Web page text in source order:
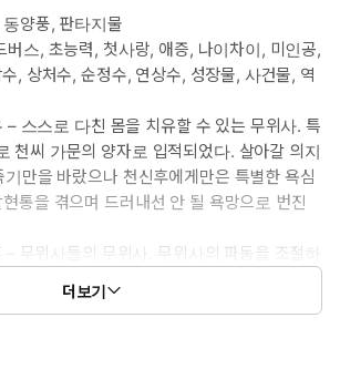
양풍, 판타지물
버스, 초능력, 첫사랑, 애증, 나이차이, 미인공,
, 상처수, 순정수, 연상수, 성장물, 사건물, 역
스스로 다친 몸을 치유할 수 있는 무위사. 특
천씨 가문의 양자로 입적되었다. 살아갈 의지
만을 바랐으나 천신후에게만은 특별한 욕심
통을 겪으며 드러내선 안 될 욕망으로 번진
– 무위사들의 무위사. 무위사의 파동을 조절하
로서의 능력까지 갖춘 전무후무한 존재. 모든
의 대상이다. 특수 병조의 무비 대장으로 천려
더보기